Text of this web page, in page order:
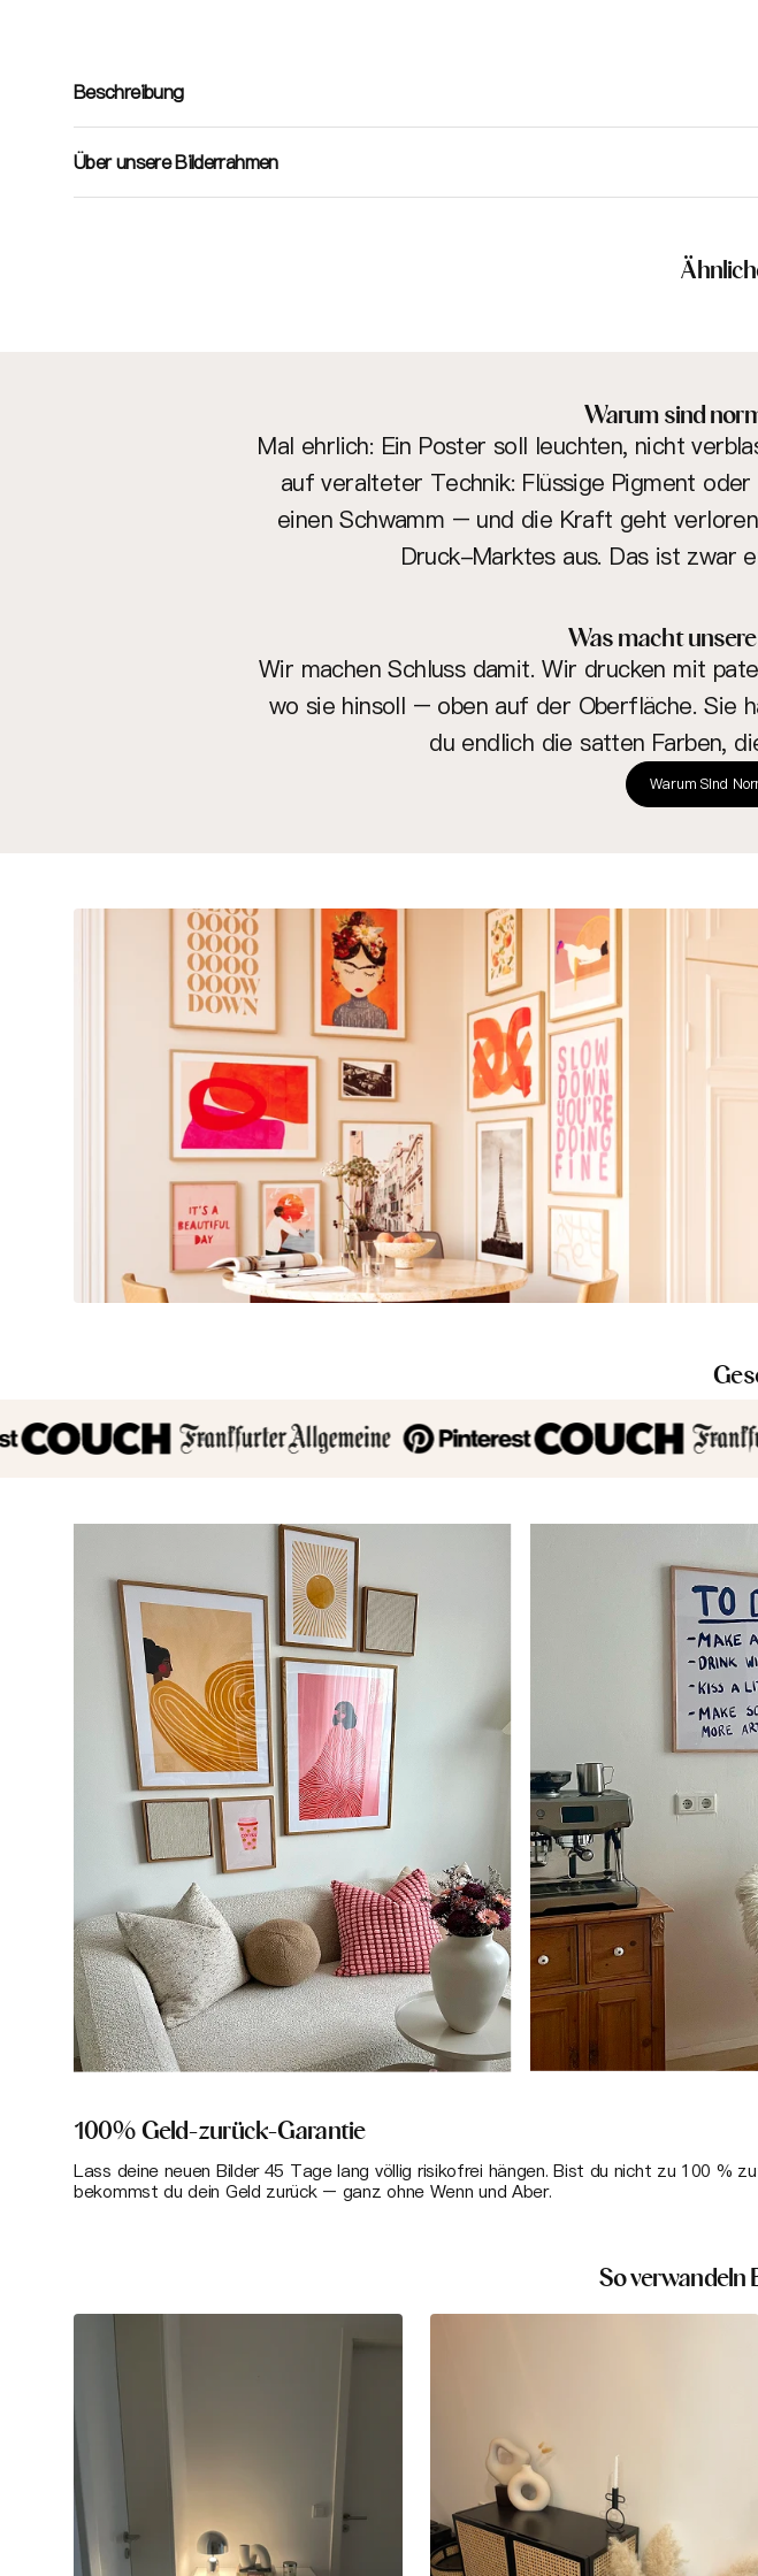
Beschreibung
Über unsere Bilderrahmen
Warum sind
Mal ehrlich: Ein Poster soll leuchten, nicht
auf veralteter Technik: Flüssige Pigment
einen Schwamm – und die Kraft geht
Druck-Marktes aus. Das ist zwar
Was macht
Wir machen Schluss damit. Wir drucken mit
wo sie hinsoll – oben auf der Oberfläche. Sie
du endlich die satten Farben,
Warum Sind
100% Geld-zurück-Garantie
Lass deine neuen Bilder 45 Tage lang völlig risikofrei hängen. Bist du nicht zu 100 %
bekommst du dein Geld zurück – ganz ohne Wenn und Aber.
So verwandeln